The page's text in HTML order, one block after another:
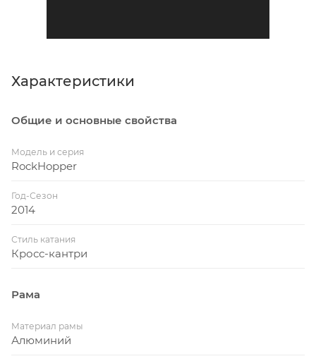
Характеристики
Общие и основные свойства
Модель и серия
RockHopper
Год-Сезон
2014
Стиль катания
Кросс-кантри
Рама
Материал рамы
Алюминий